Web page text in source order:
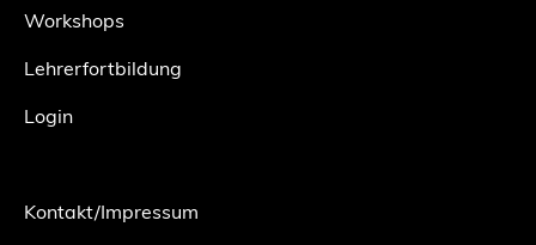
Workshops
Lehrerfortbildung
Login
Kontakt/Impressum